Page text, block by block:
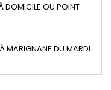
DOMICILE OU POINT
MARIGNANE DU MARDI